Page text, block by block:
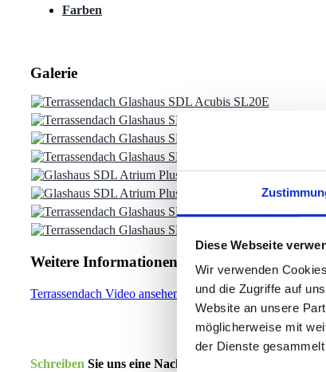
Diese Webseite
Wir verwenden
und die Zugriffe auf
Website an unsere
möglicherweise mit
der Dienste gesammelt
Farben
Galerie
Weitere Informationen
Terrassendach Video ansehen
Schreiben Sie uns eine Nachricht – wir sind gerne für